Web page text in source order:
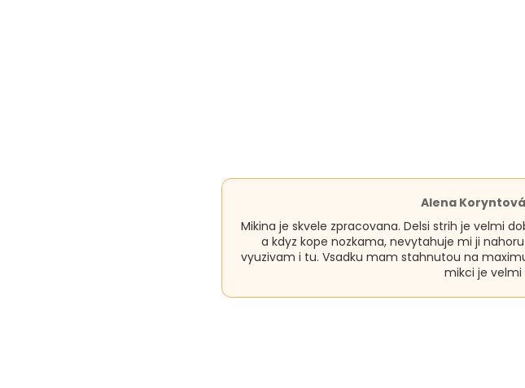
Hodnocení
je
5
z
hvězdiček.
Alena Koryntová
Mikina je skvele zpracovana. Delsi strih je velmi
a kdyz kope nozkama, nevytahuje mi ji
vyuzivam i tu. Vsadku mam stahnutou na
mikci je